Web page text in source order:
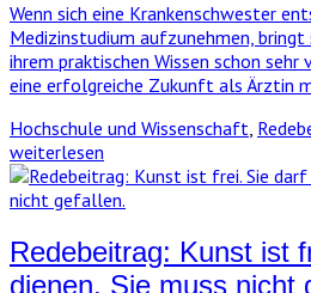
Wenn sich eine Krankenschwester
Medizinstudium aufzunehmen,
ihrem praktischen Wissen schon
eine erfolgreiche Zukunft als Ärztin
Hochschule und Wissenschaft,
weiterlesen
Redebeitrag: Kunst ist
dienen. Sie muss nicht